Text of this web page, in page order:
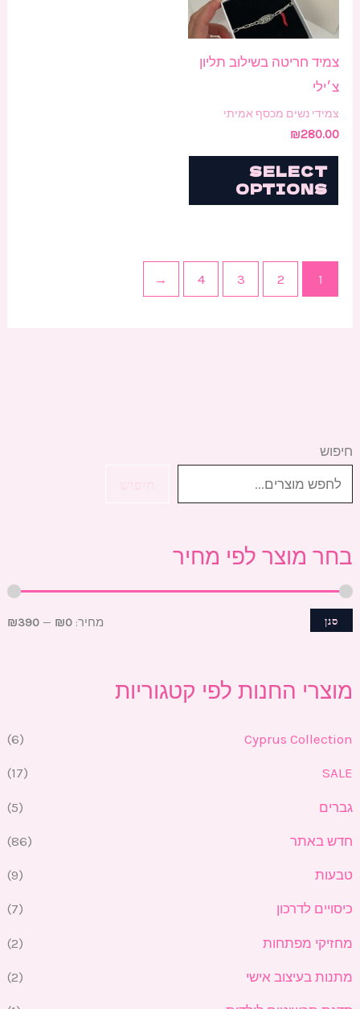
חיפוש
בחר מוצר לפי מחיר
י
נ
ק
ס
סנן מחיר: ₪0
—
₪390
מוצרי החנות לפי קטגוריות
Cyprus Collection
(6)
SALE
(17)
גברים (5)
חדש באתר (86)
טבעות (9)
כיסויים לדרכון (7)
מחזיקי מפתחות (2)
מתנות בעיצוב אישי (2)
צמיד חריטה בשילוב תליון
צ׳ילי
צמידי נשים מכסף אמיתי
₪280.00
SELECT
OPTIONS
1
2
3
4
←